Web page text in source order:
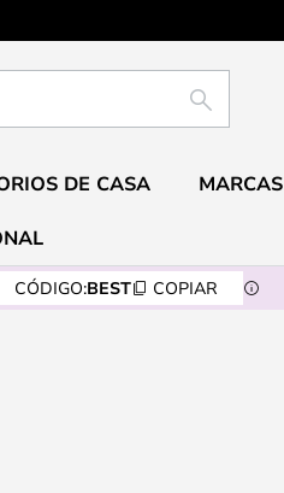
BUSCAR
DE CASA MARCAS
CÓDIGO:BEST COPIAR